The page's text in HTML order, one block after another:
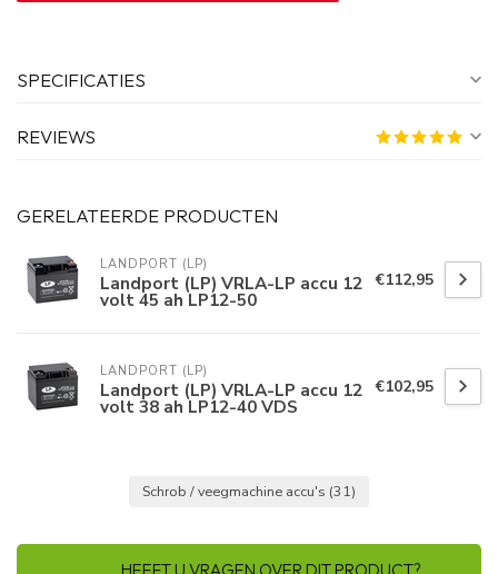
SPECIFICATIES
REVIEWS
GERELATEERDE PRODUCTEN
LANDPORT (LP)
Landport (LP) VRLA-LP accu 12
volt 45 ah LP12-50
€112,95
LANDPORT (LP)
Landport (LP) VRLA-LP accu 12
volt 38 ah LP12-40 VDS
€102,95
Schrob / veegmachine accu's (31)